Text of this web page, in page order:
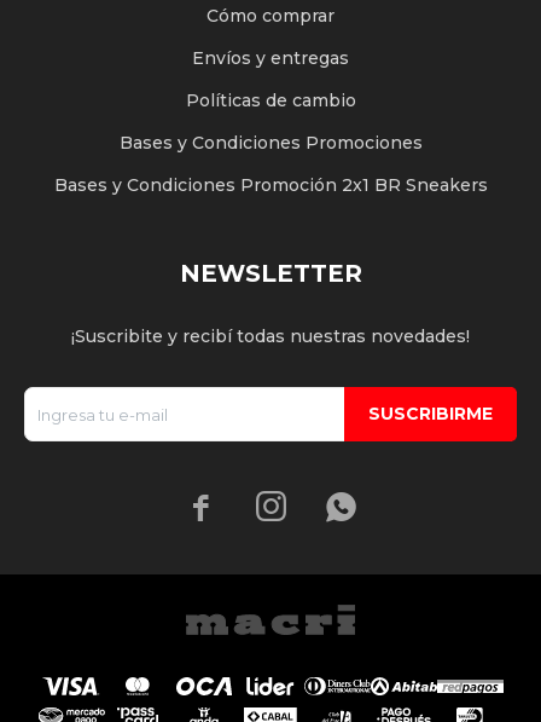
Cómo comprar
Envíos y entregas
Políticas de cambio
Bases y Condiciones Promociones
Bases y Condiciones Promoción 2x1 BR Sneakers
NEWSLETTER
¡Suscribite y recibí todas nuestras novedades!
SUSCRIBIRME
  